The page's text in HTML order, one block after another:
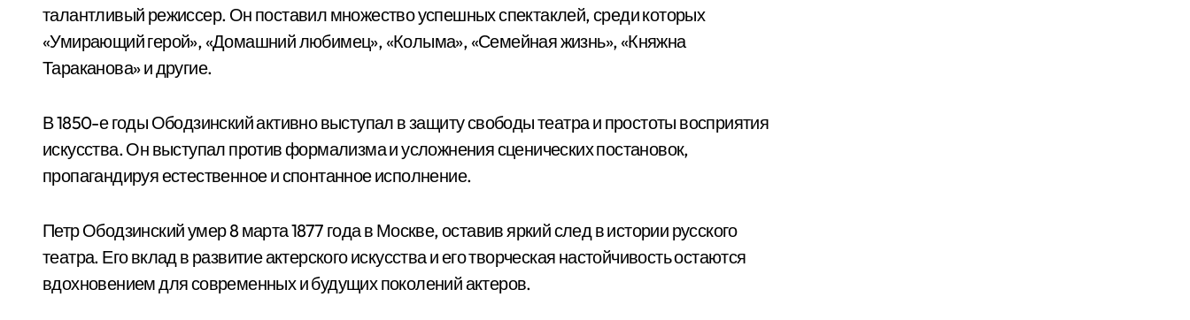
талантливый режиссер. Он поставил множество успешных спектаклей, среди которых
«Умирающий герой», «Домашний любимец», «Колыма», «Семейная жизнь», «Княжна
Тараканова» и другие.
В 1850-е годы Ободзинский активно выступал в защиту свободы театра и простоты восприятия
искусства. Он выступал против формализма и усложнения сценических постановок,
пропагандируя естественное и спонтанное исполнение.
Петр Ободзинский умер 8 марта 1877 года в Москве, оставив яркий след в истории русского
театра. Его вклад в развитие актерского искусства и его творческая настойчивость остаются
вдохновением для современных и будущих поколений актеров.